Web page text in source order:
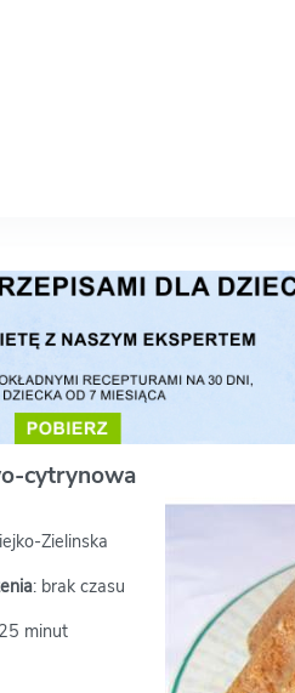
cytrynowa
Zielinska
: brak czasu
minut